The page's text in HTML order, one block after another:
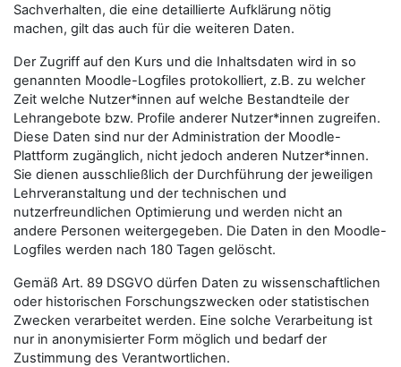
Sachverhalten, die eine detaillierte Aufklärung nötig
machen, gilt das auch für die weiteren Daten.
Der Zugriff auf den Kurs und die Inhaltsdaten wird in so
genannten Moodle-Logfiles protokolliert, z.B. zu welcher
Zeit welche Nutzer*innen auf welche Bestandteile der
Lehrangebote bzw. Profile anderer Nutzer*innen zugreifen.
Diese Daten sind nur der Administration der Moodle-
Plattform zugänglich, nicht jedoch anderen Nutzer*innen.
Sie dienen ausschließlich der Durchführung der jeweiligen
Lehrveranstaltung und der technischen und
nutzerfreundlichen Optimierung und werden nicht an
andere Personen weitergegeben. Die Daten in den Moodle-
Logfiles werden nach 180 Tagen gelöscht.
Gemäß Art. 89 DSGVO dürfen Daten zu wissenschaftlichen
oder historischen Forschungszwecken oder statistischen
Zwecken verarbeitet werden. Eine solche Verarbeitung ist
nur in anonymisierter Form möglich und bedarf der
Zustimmung des Verantwortlichen.